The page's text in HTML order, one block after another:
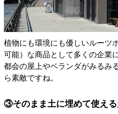
植物にも環境にも優しいルーツ
可能）な商品として多くの企業
都会の屋上やベランダがみるみ
ら素敵ですね。
③そのまま土に埋めて使え